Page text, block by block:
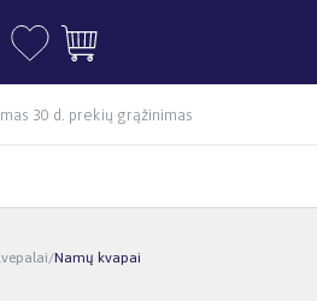
30 d. prekių grąžinimas
/Namų kvapai